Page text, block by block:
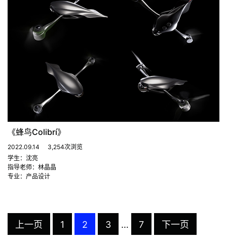
《蜂鸟Colibrí》
2022.09.14
3,254次浏览
学生：沈亮
指导老师：林晶晶
专业：产品设计
上一页 1 2 3 … 7 下一页